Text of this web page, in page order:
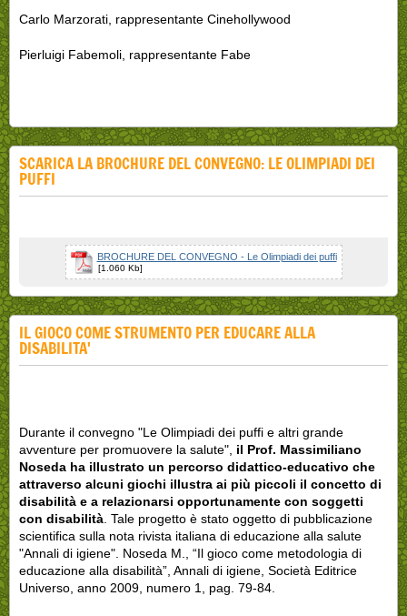
Carlo Marzorati, rappresentante Cinehollywood
Pierluigi Fabemoli, rappresentante Fabe
SCARICA LA BROCHURE DEL CONVEGNO: LE OLIMPIADI DEI
PUFFI
BROCHURE DEL CONVEGNO - Le Olimpiadi dei puffi
[1.060 Kb]
IL GIOCO COME STRUMENTO PER EDUCARE ALLA
DISABILITA'
Durante il convegno "Le Olimpiadi dei puffi e altri grande
avventure per promuovere la salute", il Prof. Massimiliano
Noseda ha illustrato un percorso didattico-educativo che
attraverso alcuni giochi illustra ai più piccoli il concetto di
disabilità e a relazionarsi opportunamente con soggetti
con disabilità . Tale progetto è stato oggetto di pubblicazione
scientifica sulla nota rivista italiana di educazione alla salute
"Annali di igiene". Noseda M., “Il gioco come metodologia di
educazione alla disabilità”, Annali di igiene, Società Editrice
Universo, anno 2009, numero 1, pag. 79-84.